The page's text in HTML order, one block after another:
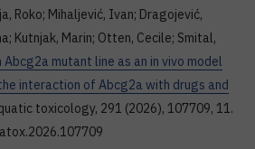
Roko; Mihaljević, Ivan; Dragojević,
Kutnjak, Marin; Otten, Cecile; Smital,
Abcg2a mutant line as an in vivo model
interaction of Abcg2a with drugs and
toxicology, 291 (2026), 107709, 11.